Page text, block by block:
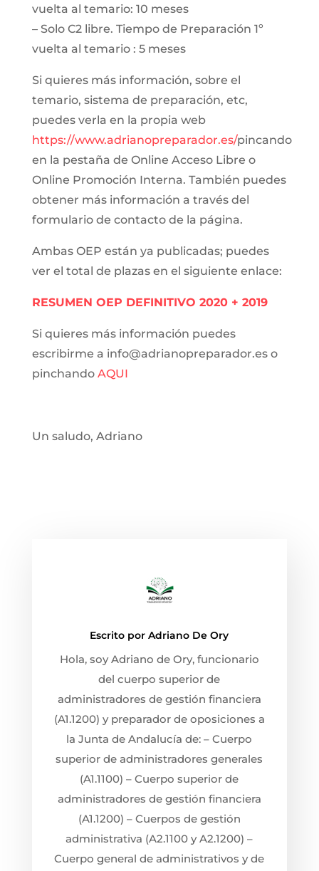
vuelta al temario: 10 meses
– Solo C2 libre. Tiempo de Preparación 1º
vuelta al temario : 5 meses
Si quieres más información, sobre el
temario, sistema de preparación, etc,
puedes verla en la propia web
https://www.adrianopreparador.es/pincando
en la pestaña de Online Acceso Libre o
Online Promoción Interna. También puedes
obtener más información a través del
formulario de contacto de la página.
Ambas OEP están ya publicadas; puedes
ver el total de plazas en el siguiente enlace:
RESUMEN OEP DEFINITIVO 2020 + 2019
Si quieres más información puedes
escribirme a info@adrianopreparador.es o
pinchando AQUI
Un saludo, Adriano
Escrito porAdriano De Ory
Hola, soy Adriano de Ory, funcionario
del cuerpo superior de
administradores de gestión financiera
(A1.1200) y preparador de oposiciones a
la Junta de Andalucía de: – Cuerpo
superior de administradores generales
(A1.1100) – Cuerpo superior de
administradores de gestión financiera
(A1.1200) – Cuerpos de gestión
administrativa (A2.1100 y A2.1200) –
Cuerpo general de administrativos y de